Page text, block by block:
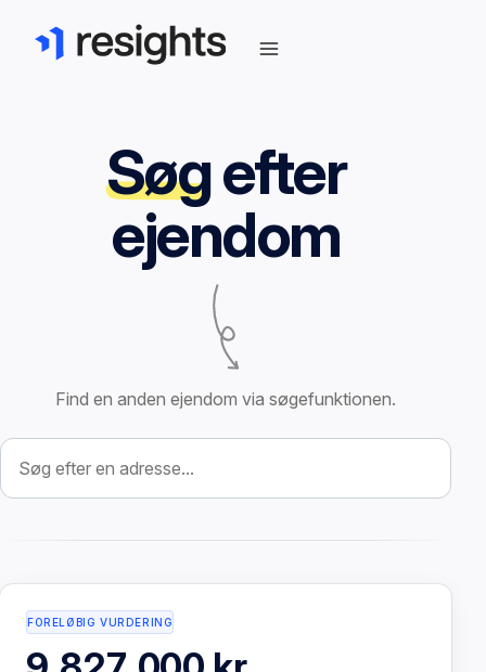
Søgefter
ejendom
Find en anden ejendom via søgefunktionen.
Søg efter ejendom
FORELØBIG VURDERING